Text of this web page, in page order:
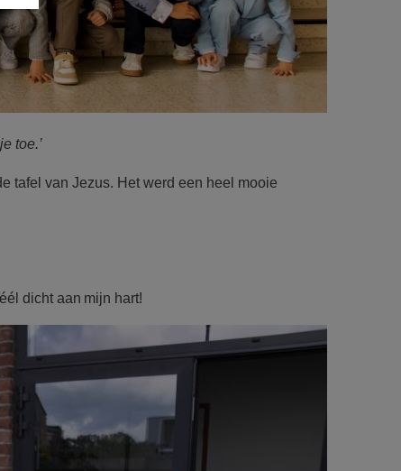
toe.’
tafel van Jezus. Het werd een heel mooie
dicht aan mijn hart!